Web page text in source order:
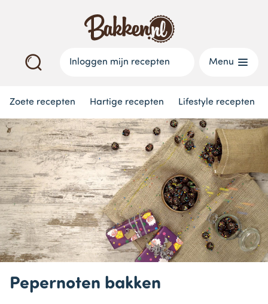
Inloggen mijn recepten Menu
Zoete recepten Hartige recepten Lifestyle recepten
Pepernoten bakken